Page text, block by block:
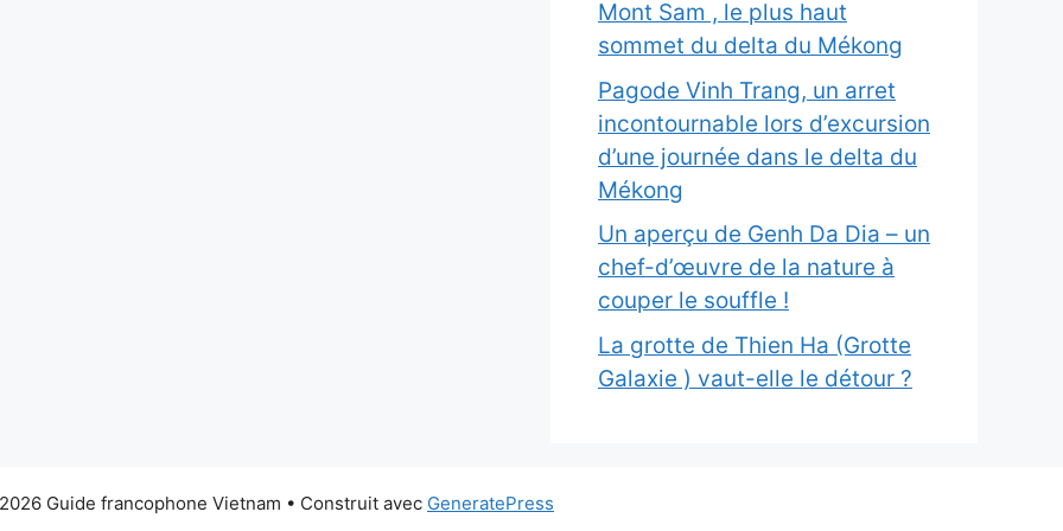
Mont Sam , le plus haut
sommet du delta du Mékong
Pagode Vinh Trang, un arret
incontournable lors d’excursion
d’une journée dans le delta du
Mékong
Un aperçu de Genh Da Dia – un
chef-d’œuvre de la nature à
couper le souffle !
La grotte de Thien Ha (Grotte
Galaxie ) vaut-elle le détour ?
Guide francophone Vietnam • Construit avec GeneratePress